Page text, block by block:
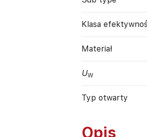
Klasa
Materiał
UW
Typ otwarty
Opis